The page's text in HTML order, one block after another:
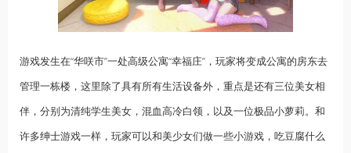
游戏发生在“华咲市”一处高级公寓“幸福庄”，玩家将变成公寓的房东去
管理一栋楼，这里除了具有所有生活设备外，重点是还有三位美女相
伴，分别为清纯学生美女，混血高冷白领，以及一位极品小萝莉。和
许多绅士游戏一样，玩家可以和美少女们做一些小游戏，吃豆腐什么